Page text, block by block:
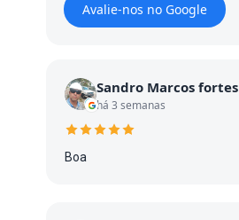
Avalie-nos no Google
Sandro Marcos fortes
há 3 semanas
Boa